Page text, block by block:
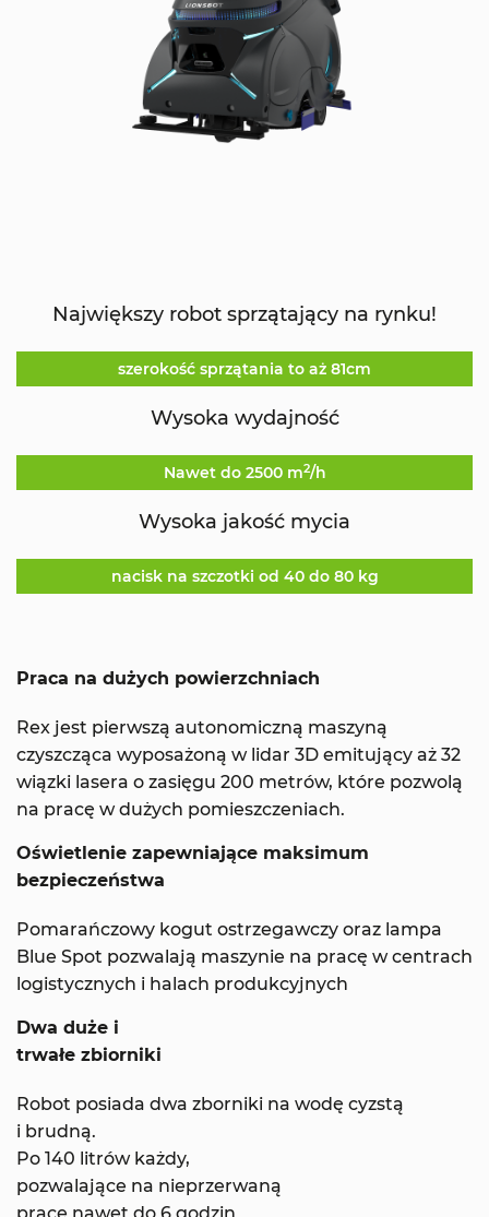
Największy robot sprzątający na rynku!
szerokość sprzątania to aż 81cm
Wysoka wydajność
Nawet do 2500 m2/h
Wysoka jakość mycia
nacisk na szczotki od 40 do 80 kg
Praca na dużych powierzchniach
Rex jest pierwszą autonomiczną maszyną
czyszcząca wyposażoną w lidar 3D emitujący aż 32
wiązki lasera o zasięgu 200 metrów, które pozwolą
na pracę w dużych pomieszczeniach.
Oświetlenie zapewniające maksimum
bezpieczeństwa
Pomarańczowy kogut ostrzegawczy oraz lampa
Blue Spot pozwalają maszynie na pracę w centrach
logistycznych i halach produkcyjnych
Dwa duże i
trwałe zbiorniki
Robot posiada dwa zborniki na wodę cyzstą
i brudną.
Po 140 litrów każdy,
pozwalające na nieprzerwaną